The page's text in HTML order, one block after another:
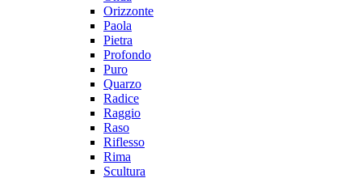
Orizzonte
Paola
Pietra
Profondo
Puro
Quarzo
Radice
Raggio
Raso
Riflesso
Rima
Scultura